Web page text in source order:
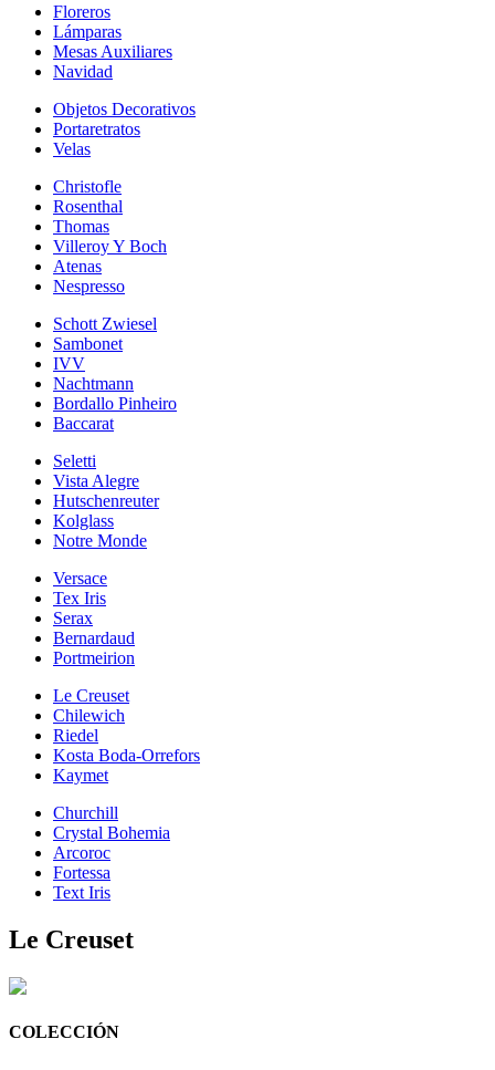
Floreros
Lámparas
Mesas Auxiliares
Navidad
Objetos Decorativos
Portaretratos
Velas
Christofle
Rosenthal
Thomas
Villeroy Y Boch
Atenas
Nespresso
Schott Zwiesel
Sambonet
IVV
Nachtmann
Bordallo Pinheiro
Baccarat
Seletti
Vista Alegre
Hutschenreuter
Kolglass
Notre Monde
Versace
Tex Iris
Serax
Bernardaud
Portmeirion
Le Creuset
Chilewich
Riedel
Kosta Boda-Orrefors
Kaymet
Churchill
Crystal Bohemia
Arcoroc
Fortessa
Text Iris
Le Creuset
COLECCIÓN